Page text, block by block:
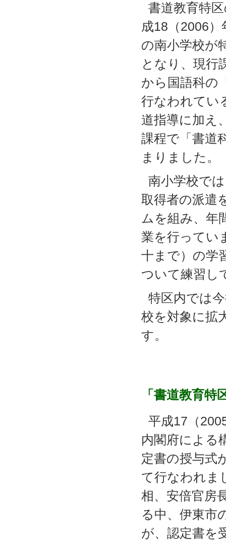
書道教育特
成18（2006
の南小学校が
となり、現行
から国語科の
行なわれてい
道指導に加え
課程で「書道
まりました。
南小学校で
取得者の派遣
ムを組み、年
業を行ってい
十まで）の学
ついて練習し
特区内では
校を対象に拡
す。
「書道教育特
平成17（
内閣府による
定書の授与式
て行なわれま
相、安倍官房
る中、伊東市
が、認定書を